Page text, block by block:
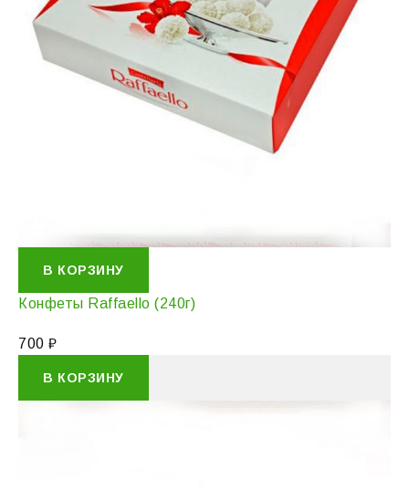
В КОРЗИНУ
Конфеты Raffaello (240г)
700 ₽
В КОРЗИНУ